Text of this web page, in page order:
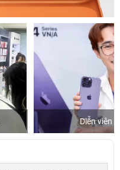
Diễn viên